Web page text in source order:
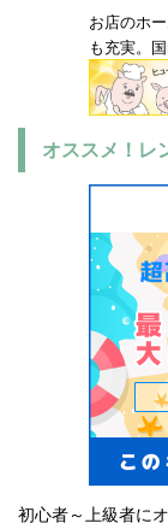
お店のホ
も充実。
オススメ！レ
初心者～上級者に